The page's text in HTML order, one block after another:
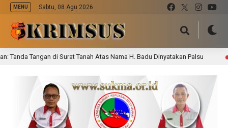
MENU Sabtu, 08 Agu 2026
di Surat Tanah Atas Nama H. Badu Dinyatakan Palsu 9 jam